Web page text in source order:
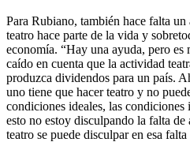
Para Rubiano, también hace falta un
teatro hace parte de la vida y
economía. “Hay una ayuda, pero es
caído en cuenta que la actividad
produzca dividendos para un país.
uno tiene que hacer teatro y no
condiciones ideales, las
esto no estoy disculpando la falta
teatro se puede disculpar en esa